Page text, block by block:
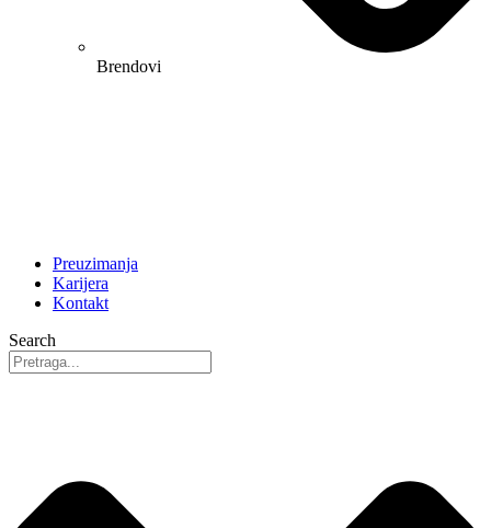
Brendovi
Preuzimanja
Karijera
Kontakt
Search